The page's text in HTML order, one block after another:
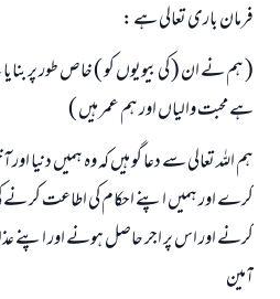
فرمان باری تعالی ہے :
( ہم نے ان ( کی بیویوں کو ) خاص طور پر بنایا
ہے محبت والیاں اور ہم عمر ہیں )
ہم اللہ تعالی سے دعا گو ہیں کہ وہ ہمیں دنیا
کرے اور ہمیں اپنے احکام کی اطاعت کر نے
کرنے اور اس پر اجر حاصل ہونے اور اپنے
آمین